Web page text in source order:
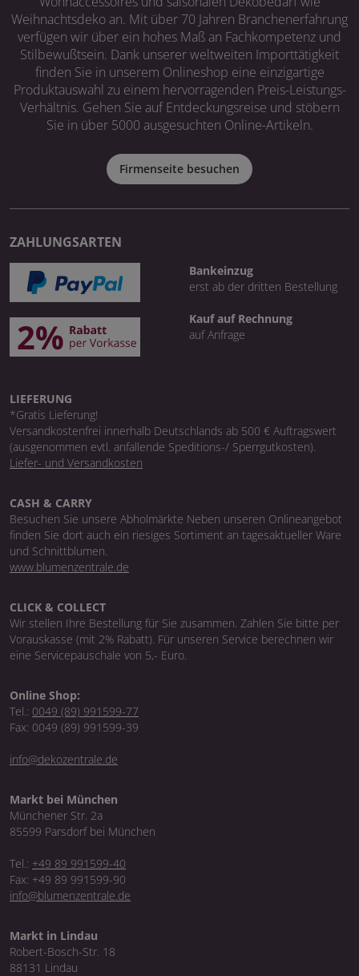
Weihnachtsdeko an. Mit über 70 Jahren Branchenerfahrung
verfügen wir über ein hohes Maß an Fachkompetenz und
Stilbewußtsein. Dank unserer weltweiten Importtätigkeit
finden Sie in unserem Onlineshop eine einzigartige
Produktauswahl zu einem hervorragenden Preis-Leistungs-
Verhältnis. Gehen Sie auf Entdeckungsreise und stöbern
Sie in über 5000 ausgesuchten Online-Artikeln.
Firmenseite besuchen
ZAHLUNGSARTEN
Bankeinzug
erst ab der dritten Bestellung
Kauf auf Rechnung
auf Anfrage
LIEFERUNG
*Gratis Lieferung!
Versandkostenfrei innerhalb Deutschlands ab 500 € Auftragswert
(ausgenommen evtl. anfallende Speditions-/ Sperrgutkosten).
Liefer- und Versandkosten
CASH & CARRY
Besuchen Sie unsere Abholmärkte Neben unseren Onlineangebot
finden Sie dort auch ein riesiges Sortiment an tagesaktueller Ware
und Schnittblumen.
www.blumenzentrale.de
CLICK & COLLECT
Wir stellen Ihre Bestellung für Sie zusammen. Zahlen Sie bitte per
Vorauskasse (mit 2% Rabatt). Für unseren Service berechnen wir
eine Servicepauschale von 5,- Euro.
Online Shop:
Tel.: 0049 (89) 991599-77
Fax: 0049 (89) 991599-39
info@dekozentrale.de
Markt bei München
Münchener Str. 2a
85599 Parsdorf bei München
Tel.: +49 89 991599-40
Fax: +49 89 991599-90
info@blumenzentrale.de
Markt in Lindau
Robert-Bosch-Str. 18
88131 Lindau